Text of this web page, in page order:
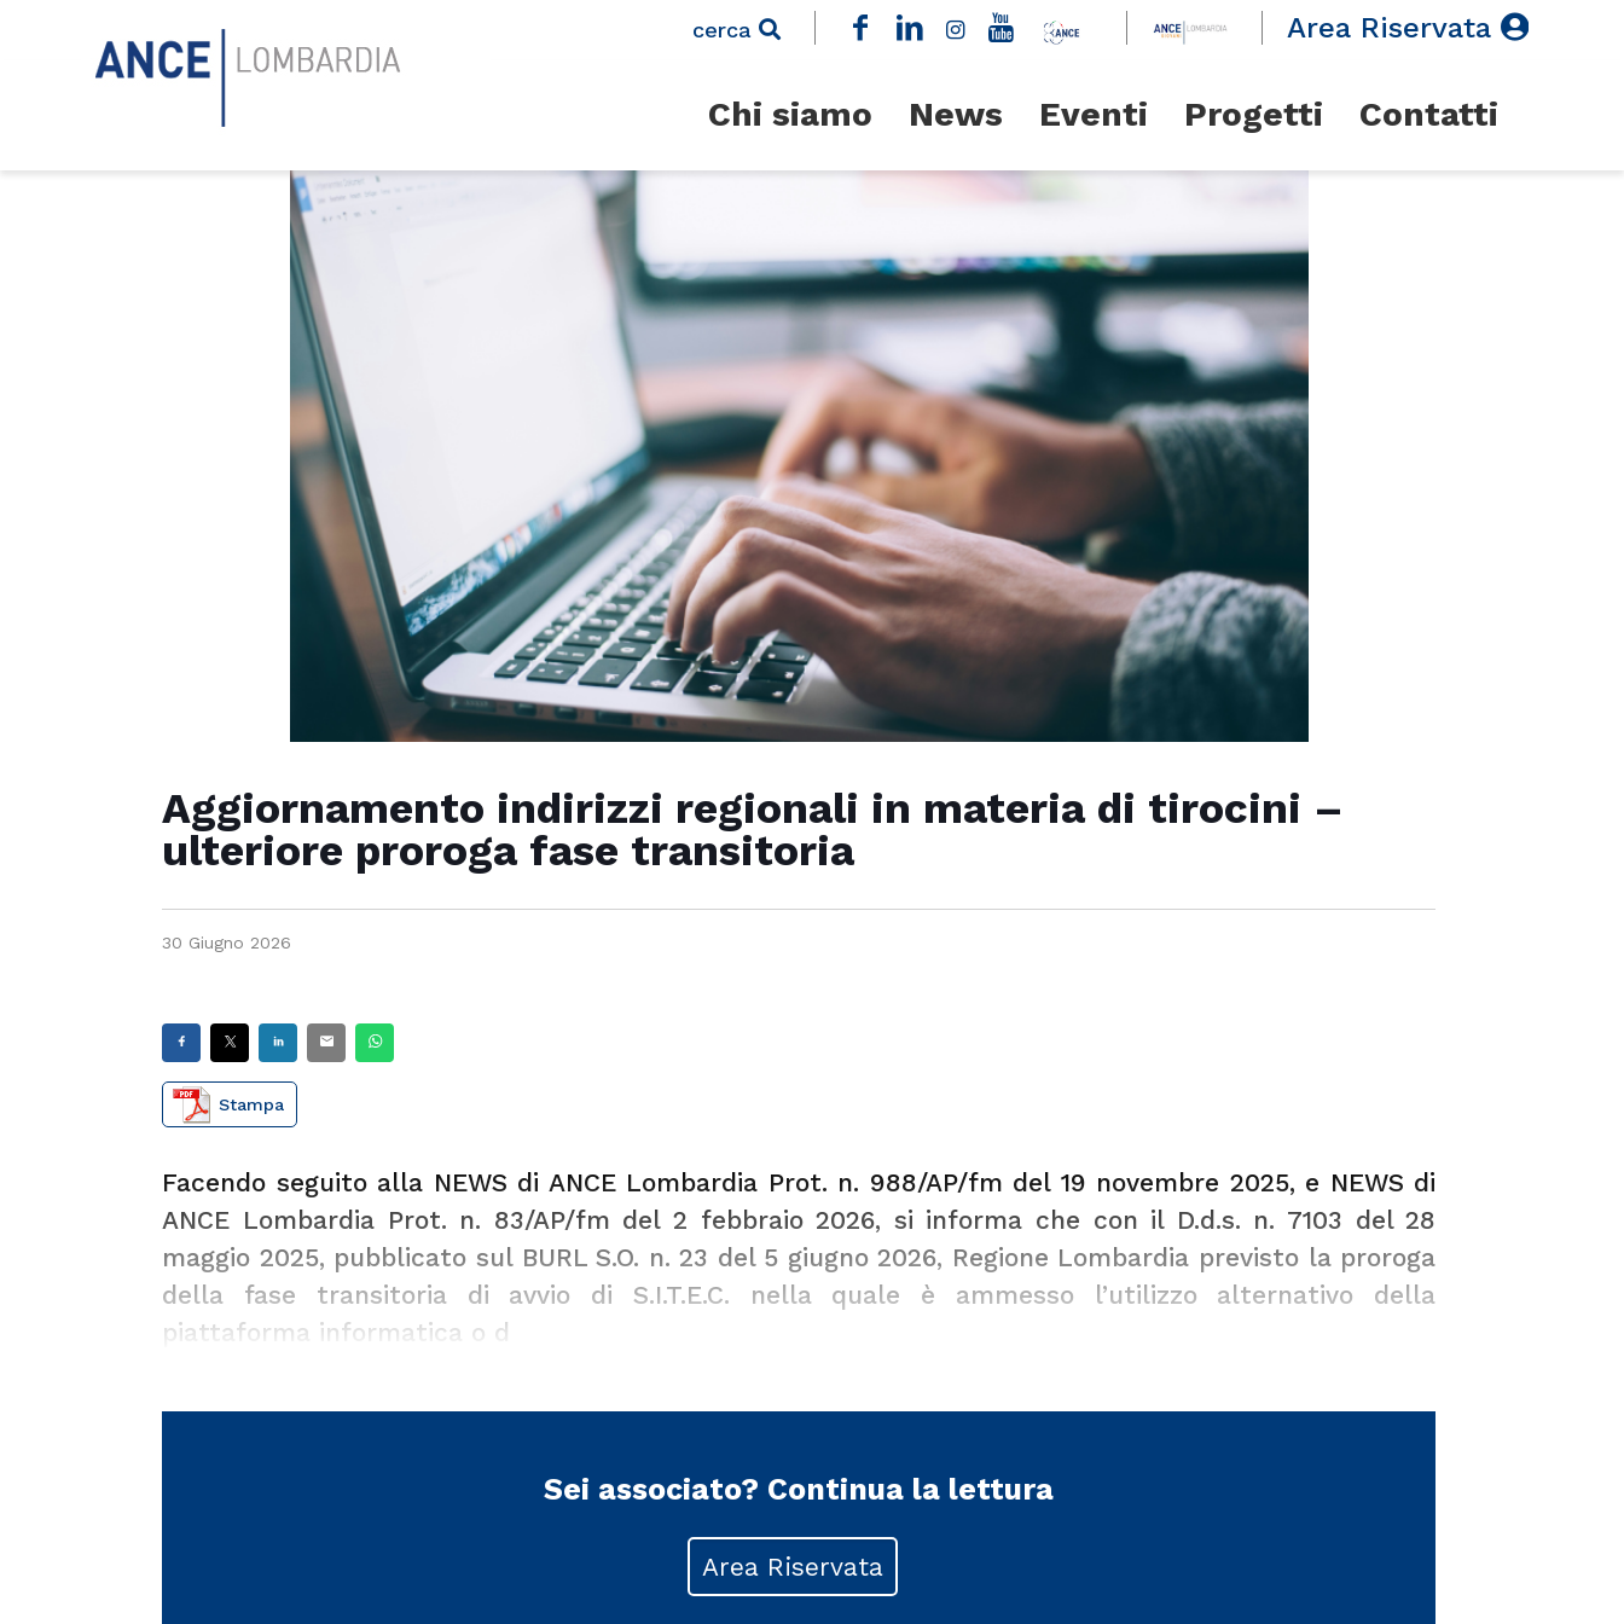
cerca Area Riservata
Chi siamo News Eventi Progetti Contatti
Aggiornamento indirizzi regionali in materia di tirocini –
ulteriore proroga fase transitoria
30 Giugno 2026
Stampa
Facendo seguito alla NEWS di ANCE Lombardia Prot. n. 988/AP/fm del 19 novembre 2025, e NEWS di
ANCE Lombardia Prot. n. 83/AP/fm del 2 febbraio 2026, si informa che con il D.d.s. n. 7103 del 28
maggio 2025, pubblicato sul BURL S.O. n. 23 del 5 giugno 2026, Regione Lombardia previsto la proroga
della fase transitoria di avvio di S.I.T.E.C. nella quale è ammesso l’utilizzo alternativo della
piattaforma informatica o d
Sei associato? Continua la lettura
Area Riservata